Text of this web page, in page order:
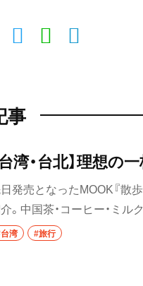
事
台湾・台北】理想
発売となったMOOK『散
。中国茶・コーヒー・ミ
湾 #旅行